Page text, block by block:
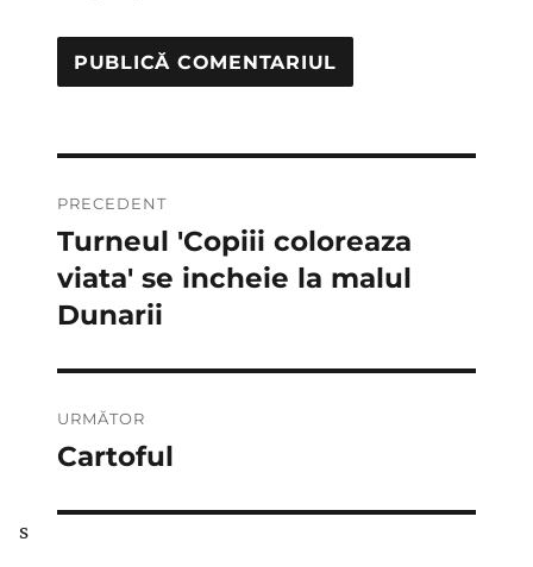
în
articole
PRECEDENT
Articolul
anterior:
Turneul 'Copiii coloreaza
viata' se incheie la malul
Dunarii
URMĂTOR
Articolul
Cartoful
s